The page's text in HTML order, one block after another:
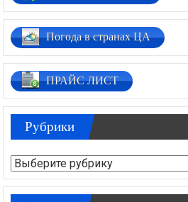
Погода в странах ЦА
ПРАЙС ЛИСТ
Рубрики
Рубрики